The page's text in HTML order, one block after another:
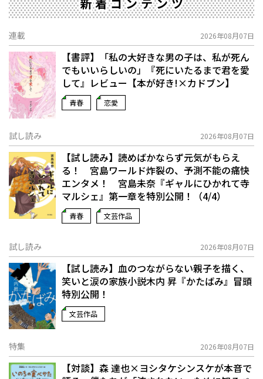
連載 2026年08月07日
【書評】「私の大好きな男の子は、私が死ん
でもいいらしいの」――『死にいたるまで君を愛
して』レビュー【本が好き!×カドブン】
青春 恋愛
試し読み 2026年08月07日
【試し読み】読めばかならず元気がもらえ
る！ 宮島ワールド炸裂の、予測不能の痛快
エンタメ！ 宮島未奈『ギャルにひかれて寺
マルシェ』第一章を特別公開！（4/4）
青春 文芸作品
試し読み 2026年08月07日
【試し読み】血のつながらない親子を描く、
笑いと涙の家族小説――木内 昇『かたばみ』冒頭
特別公開！
文芸作品
特集 2026年08月07日
【対談】森 達也×ヨシタケシンスケが本音で